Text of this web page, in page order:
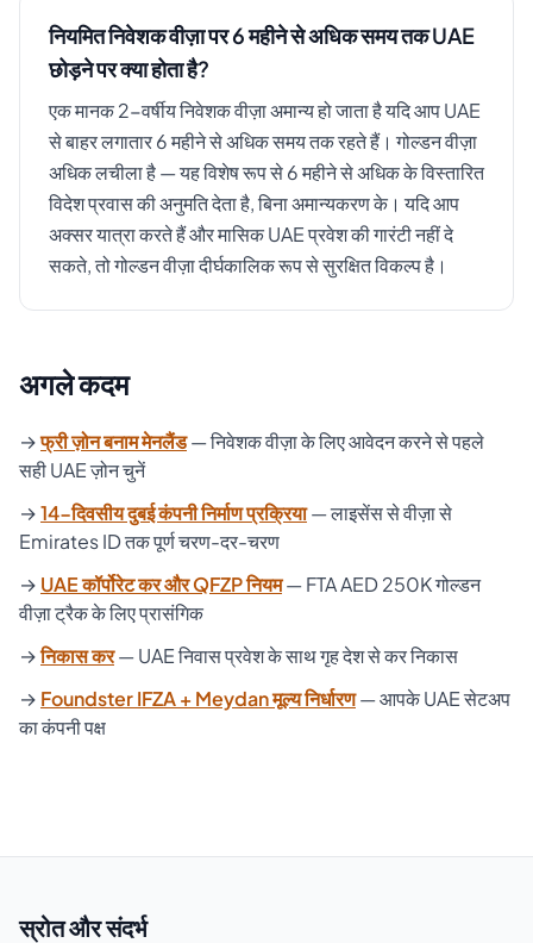
नियमित निवेशक वीज़ा पर 6 महीने से अधिक समय तक UAE
छोड़ने पर क्या होता है?
एक मानक 2-वर्षीय निवेशक वीज़ा अमान्य हो जाता है यदि आप UAE
से बाहर लगातार 6 महीने से अधिक समय तक रहते हैं। गोल्डन वीज़ा
अधिक लचीला है — यह विशेष रूप से 6 महीने से अधिक के विस्तारित
विदेश प्रवास की अनुमति देता है, बिना अमान्यकरण के। यदि आप
अक्सर यात्रा करते हैं और मासिक UAE प्रवेश की गारंटी नहीं दे
सकते, तो गोल्डन वीज़ा दीर्घकालिक रूप से सुरक्षित विकल्प है।
अगले कदम
→फ्री ज़ोन बनाम मेनलैंड— निवेशक वीज़ा के लिए आवेदन करने से पहले
सही UAE ज़ोन चुनें
→14-दिवसीय दुबई कंपनी निर्माण प्रक्रिया— लाइसेंस से वीज़ा से
Emirates ID तक पूर्ण चरण-दर-चरण
→ UAE कॉर्पोरेट कर और QFZP नियम— FTA AED 250K गोल्डन
वीज़ा ट्रैक के लिए प्रासंगिक
→निकास कर— UAE निवास प्रवेश के साथ गृह देश से कर निकास
→ Foundster IFZA + Meydan मूल्य निर्धारण— आपके UAE सेटअप
का कंपनी पक्ष
स्रोत और संदर्भ